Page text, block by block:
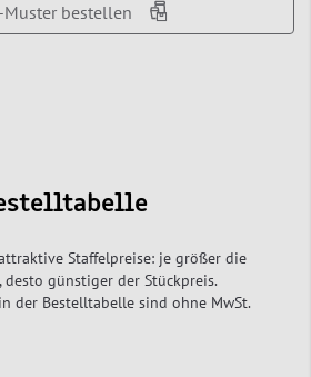
Muster bestellen
Staffelpreise: je größer die
desto günstiger der Stückpreis.
der Bestelltabelle sind ohne MwSt.